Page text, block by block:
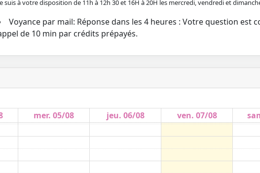
suis à votre disposition de 11h à 12h 30 et 16H à 20H les mercredi, vendredi et
Voyance par mail: Réponse dans les 4 heures : Votre question est
de 10 min par crédits prépayés.
mer. 05/08 jeu. 06/08 ven. 07/08